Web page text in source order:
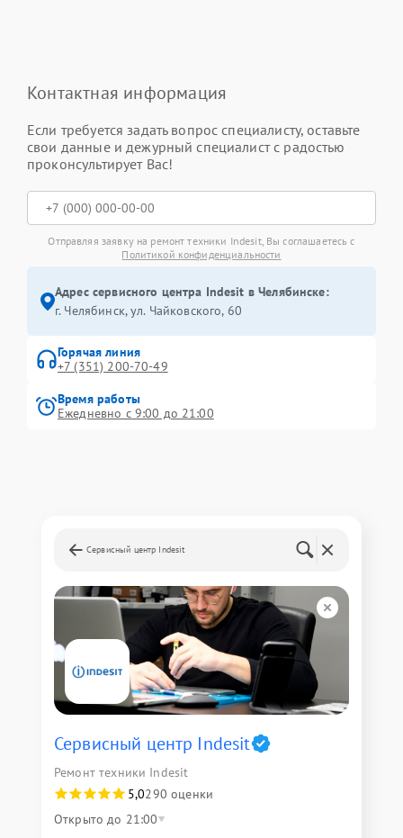
Контактная информация
Если требуется задать вопрос специалисту, оставьте
свои данные и дежурный специалист с радостью
проконсультирует Вас!
Отправляя заявку на ремонт техники Indesit, Вы соглашаетесь с
Политикой конфиденциальности
Адрес сервисного центра Indesit в Челябинске:
г. Челябинск, ул. Чайковского, 60
Горячая линия
+7 (351) 200-70-49
Время работы
Ежедневно с 9:00 до 21:00
Сервисный центр Indesit
Сервисный центр Indesit
Ремонт техники Indesit
5,0290 оценки
Открыто до 21:00